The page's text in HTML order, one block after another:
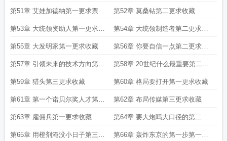
求收藏 藏
第51章 艾娃加德纳第一更求票 第52章 莫桑钻第二更求收藏
第53章 大统领资助人第一更求收
藏
第54章 大统领制造者第二更求收
藏
第55章 大发明家第一更求收藏 第56章 你要自信一点第二更求收
藏
第57章 引领未来的技术方向第一
更求收藏
第58章 20世纪什么最重要第二更
求收藏
第59章 猎头第三更求收藏 第60章 格局要打开第一更求收藏
第61章 第一个诺贝尔奖人才第二
更求收藏
第62章 布局传媒第三更求收藏
第63章 雇佣兵第一更求收藏 第64章 要大炮吗大口径的第二更
求收藏
第65章 用橙剂淹没小日子第三更 第66章 轰炸东京的第一步第一更